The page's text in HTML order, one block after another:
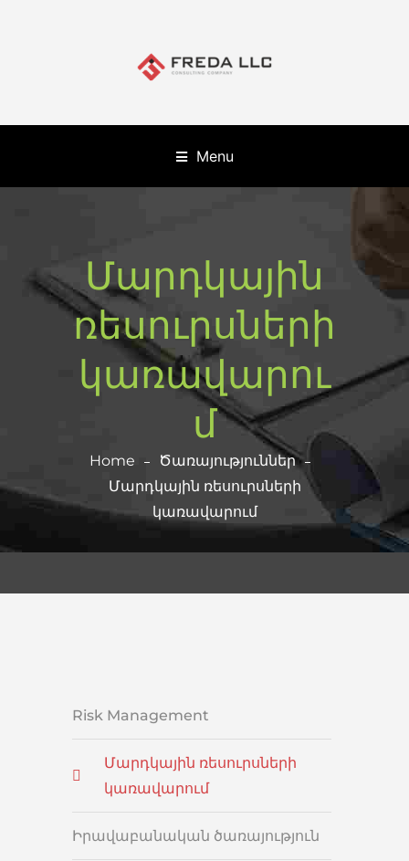
Menu
Մարդկային
ռեսուրսների
կառավարու
մ
Home
Ծառայություններ
Մարդկային ռեսուրսների
կառավարում
Risk Management
Մարդկային ռեսուրսների
կառավարում
Իրավաբանական ծառայություն